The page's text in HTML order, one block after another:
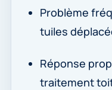
Problème
tuiles
Réponse
traitement